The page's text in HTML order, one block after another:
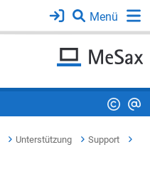
Unterstützung
Support